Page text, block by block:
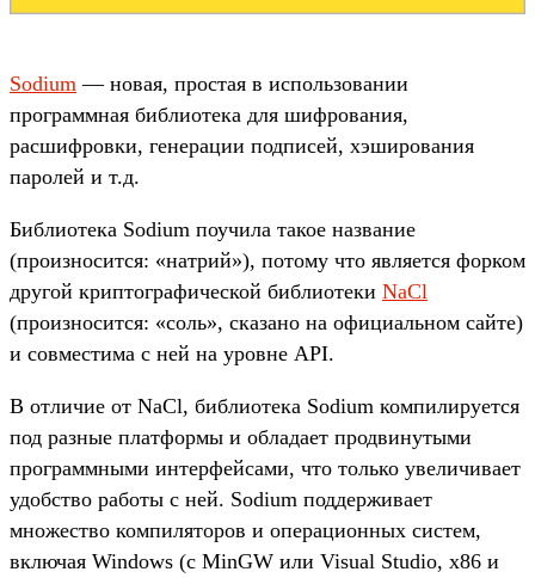
Sodium — новая, простая в использовании
программная библиотека для шифрования,
расшифровки, генерации подписей, хэширования
паролей и т.д.
Библиотека Sodium поучила такое название
(произносится: «натрий»), потому что является форком
другой криптографической библиотеки NaCl
(произносится: «соль», сказано на официальном сайте)
и совместима с ней на уровне API.
В отличие от NaCl, библиотека Sodium компилируется
под разные платформы и обладает продвинутыми
программными интерфейсами, что только увеличивает
удобство работы с ней. Sodium поддерживает
множество компиляторов и операционных систем,
включая Windows (с MinGW или Visual Studio, x86 и